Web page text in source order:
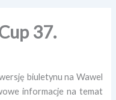
37.
biuletynu na Wawel
informacje na temat